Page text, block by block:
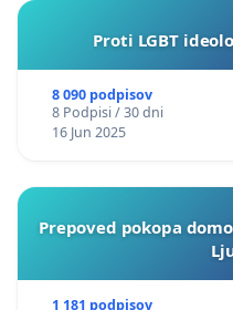
Proti LGBT
8 090 podpisov
8 Podpisi / 30 dni
16 Jun 2025
Prepoved pokopa
1 181 podpisov